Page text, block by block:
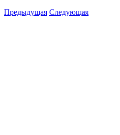
Предыдущая Следующая